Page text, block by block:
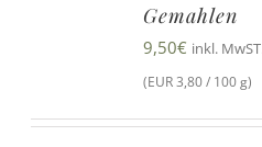
Gemahlen
9,50€ inkl.
(EUR 3,80 / 100 g)